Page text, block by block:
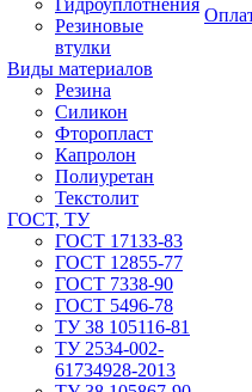
Гидроуплотнения
Резиновые
втулки
Виды материалов
Резина
Силикон
Фторопласт
Капролон
Полиуретан
Текстолит
ГОСТ, ТУ
ГОСТ 17133-83
ГОСТ 12855-77
ГОСТ 7338-90
ГОСТ 5496-78
ТУ 38 105116-81
ТУ 2534-002-
61734928-2013